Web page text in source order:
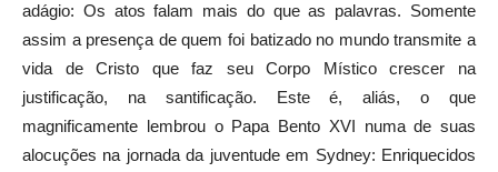
adágio: Os atos falam mais do que as palavras. Somente
assim a presença de quem foi batizado no mundo transmite a
vida de Cristo que faz seu Corpo Místico crescer na
justificação, na santificação. Este é, aliás, o que
magnificamente lembrou o Papa Bento XVI numa de suas
alocuções na jornada da juventude em Sydney: Enriquecidos